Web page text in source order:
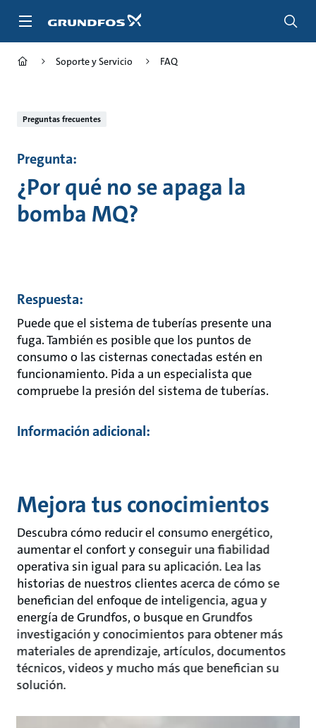
Soporte y Servicio FAQ
Preguntas frecuentes
Pregunta:
¿Por qué no se apaga la
bomba MQ?
Respuesta:
Puede que el sistema de tuberías presente una
fuga. También es posible que los puntos de
consumo o las cisternas conectadas estén en
funcionamiento. Pida a un especialista que
compruebe la presión del sistema de tuberías.
Información adicional:
Mejora tus conocimientos
Descubra cómo reducir el consumo energético,
aumentar el confort y conseguir una fiabilidad
operativa sin igual para su aplicación. Lea las
historias de nuestros clientes acerca de cómo se
benefician del enfoque de inteligencia, agua y
energía de Grundfos, o busque en Grundfos
investigación y conocimientos para obtener más
materiales de aprendizaje, artículos, documentos
técnicos, videos y mucho más que benefician su
solución.